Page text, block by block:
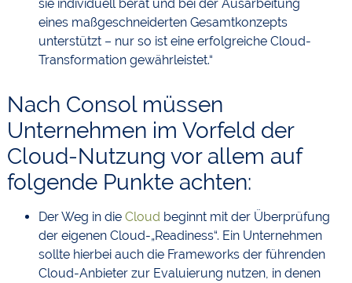
sie individuell berät und bei der Ausarbeitung
eines maßgeschneiderten Gesamtkonzepts
unterstützt – nur so ist eine erfolgreiche Cloud-
Transformation gewährleistet.“
Nach Consol müssen
Unternehmen im Vorfeld der
Cloud-Nutzung vor allem auf
folgende Punkte achten:
Der Weg in die Cloud beginnt mit der Überprüfung
der eigenen Cloud-„Readiness“. Ein Unternehmen
sollte hierbei auch die Frameworks der führenden
Cloud-Anbieter zur Evaluierung nutzen, in denen